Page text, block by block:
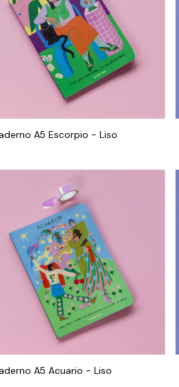
A5 Escorpio - Liso
A5 Acuario - Liso